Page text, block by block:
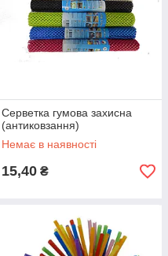
Серветка гумова захисна
(антиковзання)
Немає в наявності
15,40 ₴